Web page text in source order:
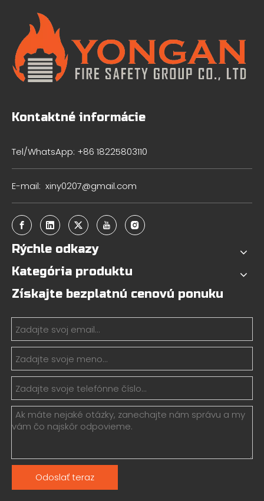
Kontaktné informácie
Tel/WhatsApp: +86 18225803110
E-mail: xiny0207@gmail.com
Rýchle odkazy
Kategória produktu
Získajte bezplatnú cenovú ponuku
Odoslať teraz